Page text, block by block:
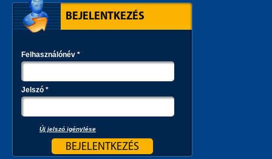
BEJELENTKEZÉS
Felhasználónév *
Jelszó *
Új jelszó igénylése